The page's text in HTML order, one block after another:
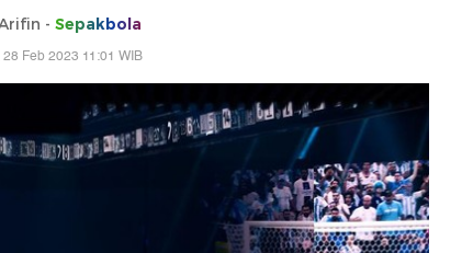
- Sepakbola
Feb 2023 11:01 WIB